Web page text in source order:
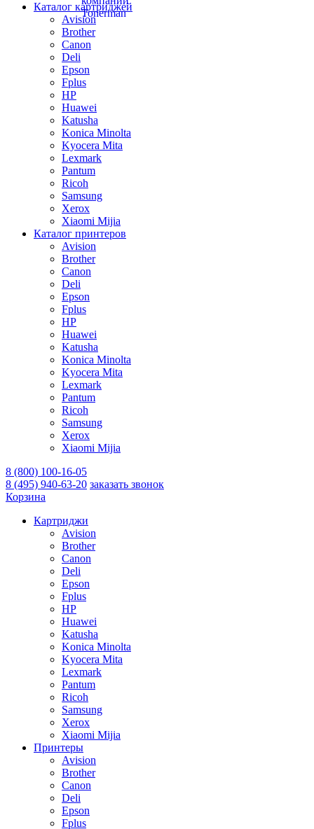
Каталог картриджей
Avision
Brother
Canon
Deli
Epson
Fplus
HP
Huawei
Katusha
Konica Minolta
Kyocera Mita
Lexmark
Pantum
Ricoh
Samsung
Xerox
Xiaomi Mijia
Каталог принтеров
Avision
Brother
Canon
Deli
Epson
Fplus
HP
Huawei
Katusha
Konica Minolta
Kyocera Mita
Lexmark
Pantum
Ricoh
Samsung
Xerox
Xiaomi Mijia
8 (800) 100-16-05
8 (495) 940-63-20 заказать звонок
Корзина
Картриджи
Avision
Brother
Canon
Deli
Epson
Fplus
HP
Huawei
Katusha
Konica Minolta
Kyocera Mita
Lexmark
Pantum
Ricoh
Samsung
Xerox
Xiaomi Mijia
Принтеры
Avision
Brother
Canon
Deli
Epson
Fplus